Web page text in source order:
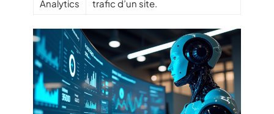
Analytics
trafic d’un site.